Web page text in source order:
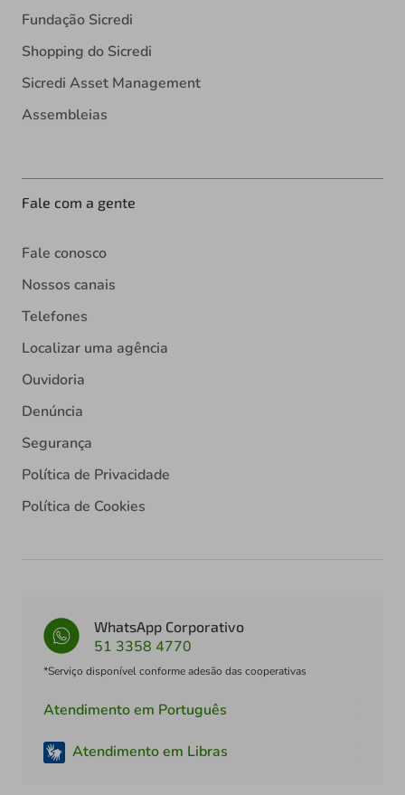
Fundação Sicredi
Shopping do Sicredi
Sicredi Asset Management
Assembleias
Fale com a gente
Fale conosco
Nossos canais
Telefones
Localizar uma agência
Ouvidoria
Denúncia
Segurança
Política de Privacidade
Política de Cookies
WhatsApp Corporativo
51 3358 4770
*Serviço disponível conforme adesão das cooperativas
Atendimento em Português
Atendimento em Libras